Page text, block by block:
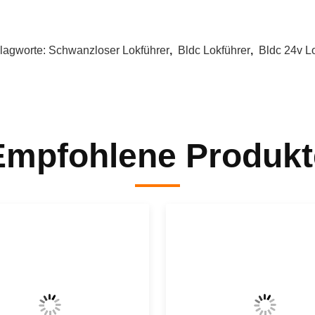
Schwanzloser Lokführer, Bldc Lokführer, Bldc 24v